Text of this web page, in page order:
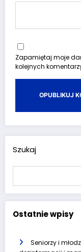
Zapamiętaj moje
kolejnych
Szukaj
Ostatnie wpisy
Seniorzy i